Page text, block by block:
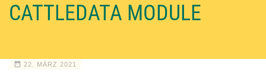
CATTLEDATA MODULE
22. MÄRZ 2021